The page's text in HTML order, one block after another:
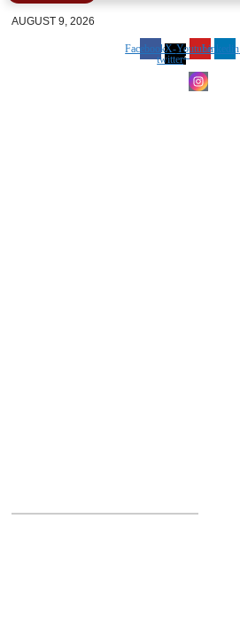
AUGUST 9, 2026
FacebookX-
twitter
YoutubeLinkedin